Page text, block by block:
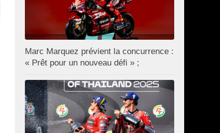
Marc Marquez prévient la concurrence :
« Prêt pour un nouveau défi » ;